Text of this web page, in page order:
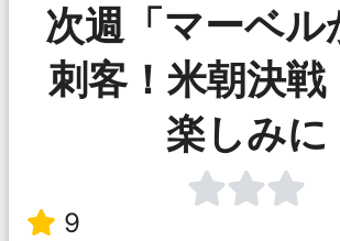
次週「マーベル
刺客！米朝決戦
楽しみに
9